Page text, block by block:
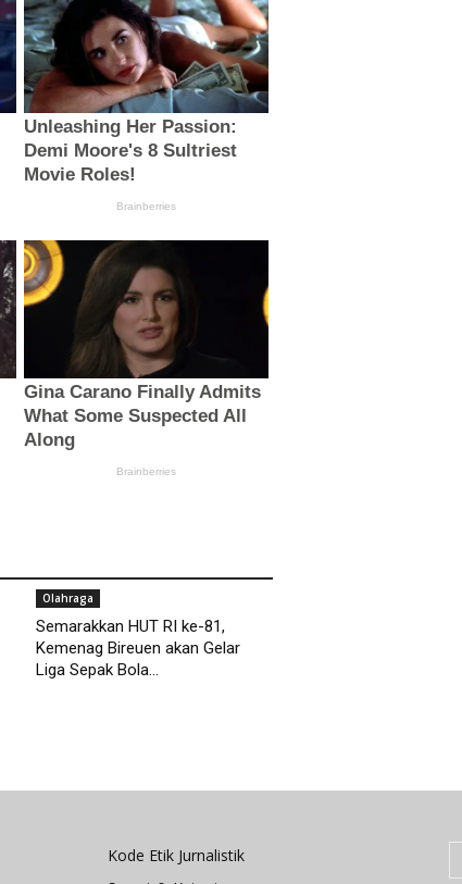
Olahraga
Semarakkan HUT RI ke-81,
Kemenag Bireuen akan Gelar
Liga Sepak Bola...
Kode Etik Jurnalistik